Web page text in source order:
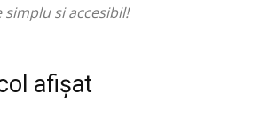
simplu si accesibil!
afișat